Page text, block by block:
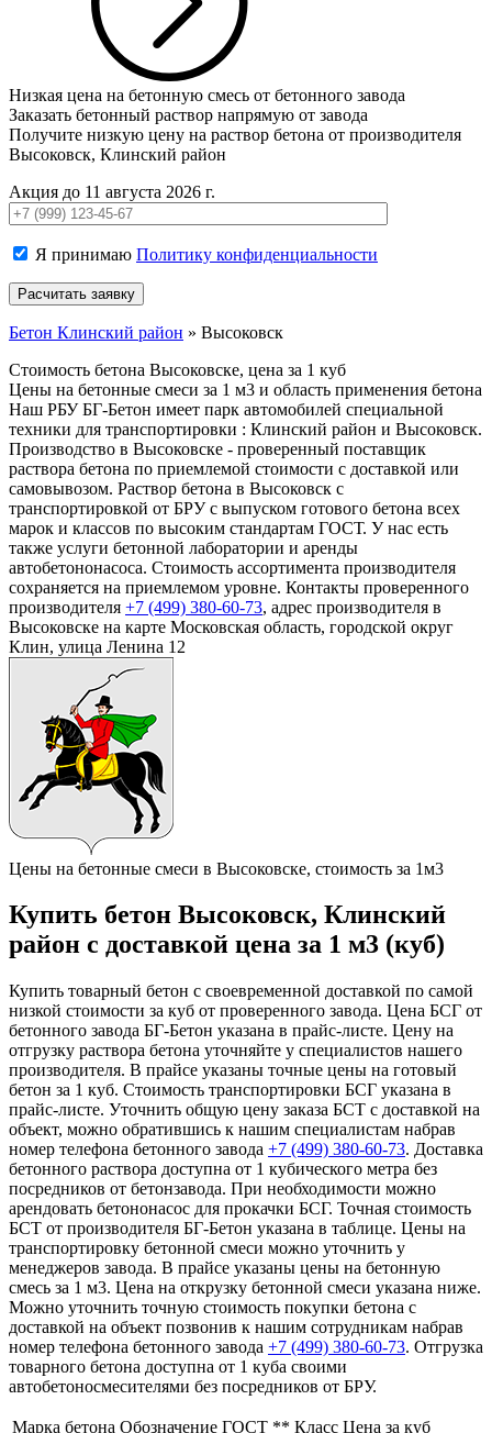
Низкая цена на бетонную смесь от бетонного завода
Заказать бетонный раствор напрямую от завода
Получите низкую цену на раствор бетона от производителя
Высоковск, Клинский район
Акция до 11 августа 2026 г.
Я принимаю Политику конфиденциальности
Бетон Клинский район » Высоковск
Стоимость бетона Высоковске, цена за 1 куб
Цены на бетонные смеси за 1 м3 и область применения бетона
Наш РБУ БГ-Бетон имеет парк автомобилей специальной
техники для транспортировки : Клинский район и Высоковск.
Производство в Высоковске - проверенный поставщик
раствора бетона по приемлемой стоимости с доставкой или
самовывозом. Раствор бетона в Высоковск с
транспортировкой от БРУ с выпуском готового бетона всех
марок и классов по высоким стандартам ГОСТ. У нас есть
также услуги бетонной лаборатории и аренды
автобетононасоса. Стоимость ассортимента производителя
сохраняется на приемлемом уровне. Контакты проверенного
производителя +7 (499) 380-60-73, адрес производителя в
Высоковске на карте Московская область, городской округ
Клин, улица Ленина 12
Цены на бетонные смеси в Высоковске, стоимость за 1м3
Купить бетон Высоковск, Клинский
район с доставкой цена за 1 м3 (куб)
Купить товарный бетон с своевременной доставкой по самой
низкой стоимости за куб от проверенного завода. Цена БСГ от
бетонного завода БГ-Бетон указана в прайс-листе. Цену на
отгрузку раствора бетона уточняйте у специалистов нашего
производителя. В прайсе указаны точные цены на готовый
бетон за 1 куб. Стоимость транспортировки БСГ указана в
прайс-листе. Уточнить общую цену заказа БСТ с доставкой на
объект, можно обратившись к нашим специалистам набрав
номер телефона бетонного завода +7 (499) 380-60-73. Доставка
бетонного раствора доступна от 1 кубического метра без
посредников от бетонзавода. При необходимости можно
арендовать бетононасос для прокачки БСГ. Точная стоимость
БСТ от производителя БГ-Бетон указана в таблице. Цены на
транспортировку бетонной смеси можно уточнить у
менеджеров завода. В прайсе указаны цены на бетонную
смесь за 1 м3. Цена на открузку бетонной смеси указана ниже.
Можно уточнить точную стоимость покупки бетона с
доставкой на объект позвонив к нашим сотрудникам набрав
номер телефона бетонного завода +7 (499) 380-60-73. Отгрузка
товарного бетона доступна от 1 куба своими
автобетоносмесителями без посредников от БРУ.
Марка бетона Обозначение ГОСТ ** Класс Цена за куб